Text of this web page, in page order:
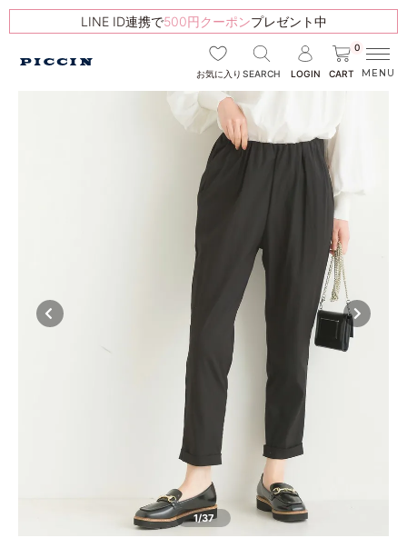
LINE ID連携で500円クーポンプレゼント中
お気に入り SEARCH LOGIN
0
CART
1/37